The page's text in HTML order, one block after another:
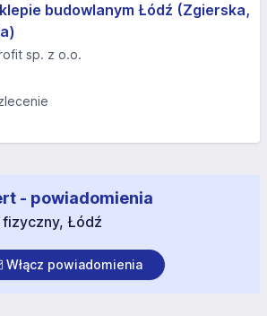
budowlanym Łódź (Zgierska,
sp. z o.o.
- powiadomienia
Łódź
Włącz powiadomienia